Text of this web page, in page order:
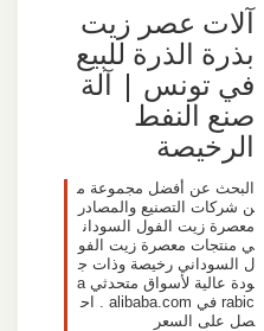
آلات عصر زيت
بذرة الذرة للبيع
في تونس | آلة
صنع النفط
الرخيصة
البحث عن أفضل مجموعة م
ن شركات التصنيع والمصادر
معصرة زيت الفول السودان
ي منتجات معصرة زيت الفو
ل السوداني رخيصة وذات ج
ودة عالية لأسواق متحدثي a
rabic في alibaba.com . اح
صل على السعر